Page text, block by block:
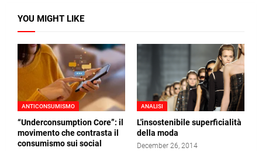
YOU MIGHT LIKE
ANTICONSUMISMO
“Underconsumption Core”: il
movimento che contrasta il
consumismo sui social
ANALISI
L'insostenibile superficialità
della moda
December 26, 2014